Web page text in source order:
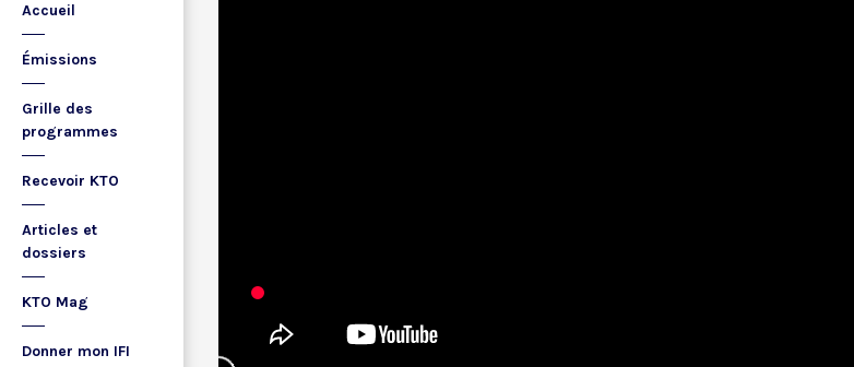
Accueil
Émissions
Grille des
programmes
Recevoir KTO
Articles et
dossiers
KTO Mag
Donner mon IFI